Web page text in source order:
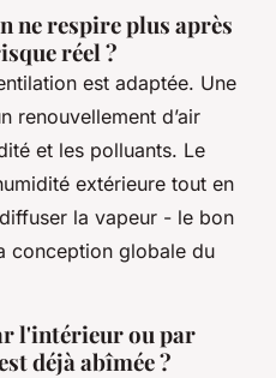
ne respire plus après
réel ?
est adaptée. Une
renouvellement d’air
et les polluants. Le
extérieure tout en
la vapeur - le bon
conception globale du
l'intérieur ou par
déjà abîmée ?